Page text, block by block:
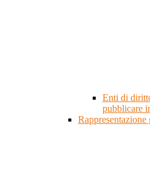
Enti di
pubblicare
Rappresentazione